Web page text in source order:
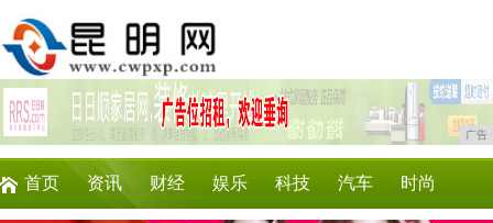
广告
首页 资讯 财经 娱乐 科技 汽车 时尚